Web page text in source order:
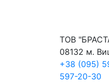
ТОВ
08132 м.
+38 (095)
597-20-30